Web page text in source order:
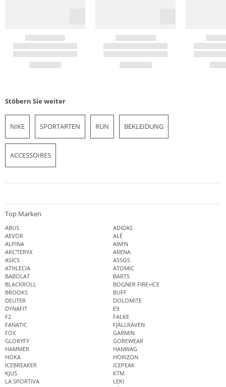
Stöbern Sie weiter
NIKE SPORTARTEN RUN BEKLEIDUNG
ACCESSOIRES
Top Marken
ABUS
ADIDAS
AEVOR
ALÉ
ALPINA
AIM'N
ARC'TERYX
ARENA
ASICS
ASSOS
ATHLECIA
ATOMIC
BABOLAT
BARTS
BLACKROLL
BOGNER FIRE+ICE
BROOKS
BUFF
DEUTER
DOLOMITE
DYNAFIT
E9
F2
FALKE
FANATIC
FJÄLLRÄVEN
FOX
GARMIN
GLORYFY
GOREWEAR
HAMMER
HANWAG
HOKA
HORIZON
ICEBREAKER
ICEPEAK
KJUS
KTM
LA SPORTIVA
LEKI